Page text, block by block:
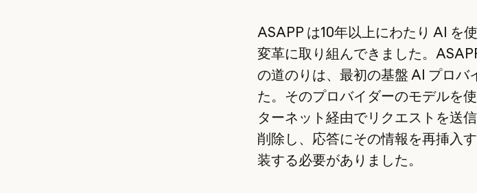
ASAPP は10年以上にわたり AI を
変革に取り組んできました。
の道のりは、最初の基盤 AI プロバ
た。そのプロバイダーのモデルを
ターネット経由でリクエストを送
削除し、応答にその情報を再挿入
装する必要がありました。